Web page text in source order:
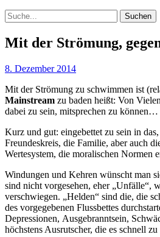
Suche
Mit der Strömung,
8. Dezember 2014
Mit der Strömung zu schwimmen ist
Mainstream zu baden heißt: Von
dabei zu sein, mitsprechen zu können…
Kurz und gut: eingebettet zu sein in
Freundeskreis, die Familie, aber auch
Wertesystem, die moralischen Normen
Windungen und Kehren wünscht man
sind nicht vorgesehen, eher „Unfälle“,
verschwiegen. „Helden“ sind die, die
des vorgegebenen Flussbettes
Depressionen, Ausgebranntsein,
höchstens Ausrutscher, die es schnell